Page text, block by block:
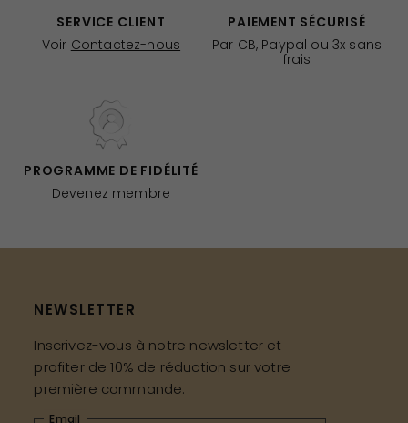
SERVICE CLIENT
Voir Contactez-nous
PAIEMENT SÉCURISÉ
Par CB, Paypal ou 3x sans
frais
PROGRAMME DE FIDÉLITÉ
Devenez membre
NEWSLETTER
Inscrivez-vous à notre newsletter et
profiter de 10% de réduction sur votre
première commande.
Email